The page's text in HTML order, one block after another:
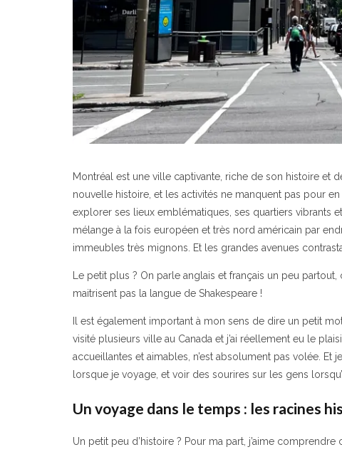
Montréal est une ville captivante, riche de son histoire et
nouvelle histoire, et les activités ne manquent pas pour
explorer ses lieux emblématiques, ses quartiers vibrants
mélange à la fois européen et très nord américain par
immeubles très mignons. Et les grandes avenues
Le petit plus ? On parle anglais et français un peu
maitrisent pas la langue de Shakespeare !
Il est également important à mon sens de dire un petit
visité plusieurs ville au Canada et j’ai réellement eu le
accueillantes et aimables, n’est absolument pas volée. Et
lorsque je voyage, et voir des sourires sur les gens
Un voyage dans le temps : les racines
Un petit peu d’histoire ? Pour ma part, j’aime